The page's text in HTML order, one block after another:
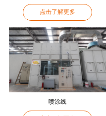
点击了解更多
喷涂线